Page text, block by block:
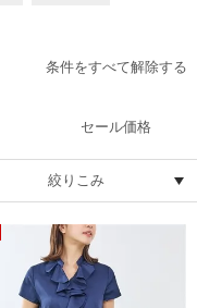
条件をすべて解除する
セール価格
絞りこみ